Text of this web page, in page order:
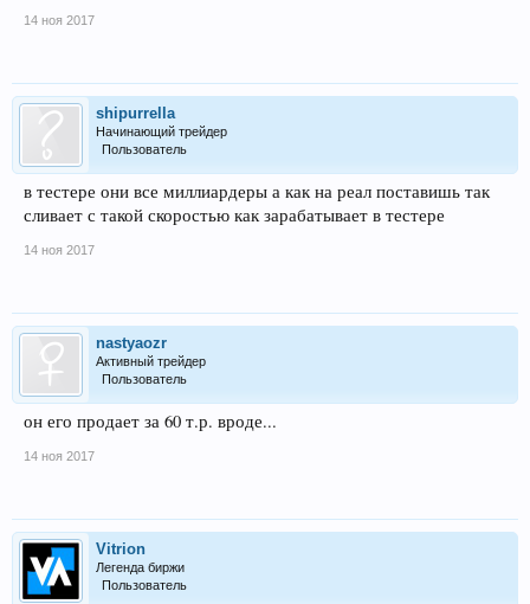
14 ноя 2017
shipurrella
Начинающий трейдер
Пользователь
в тестере они все миллиардеры а как на реал поставишь так
сливает с такой скоростью как зарабатывает в тестере
14 ноя 2017
nastyaozr
Активный трейдер
Пользователь
он его продает за 60 т.р. вроде...
14 ноя 2017
Vitrion
Легенда биржи
Пользователь